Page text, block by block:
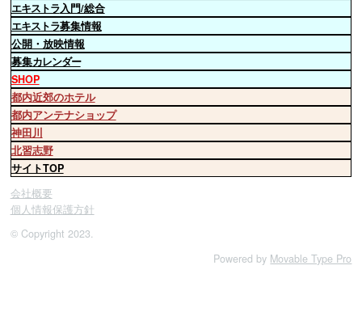
エキストラ入門/総合
エキストラ募集情報
公開・放映情報
募集カレンダー
SHOP
都内近郊のホテル
都内アンテナショップ
神田川
北習志野
サイトTOP
会社概要
個人情報保護方針
© Copyright 2023.
Powered by Movable Type Pro